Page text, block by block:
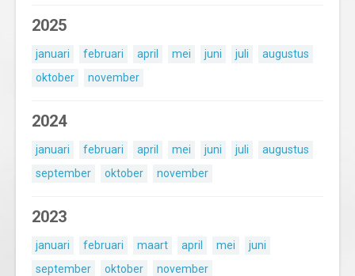
2025
januari februari april mei juni juli
augustus
oktober
november
2024
januari februari april mei juni juli
augustus
september
oktober november
2023
januari februari maart april mei
juni
september
oktober november